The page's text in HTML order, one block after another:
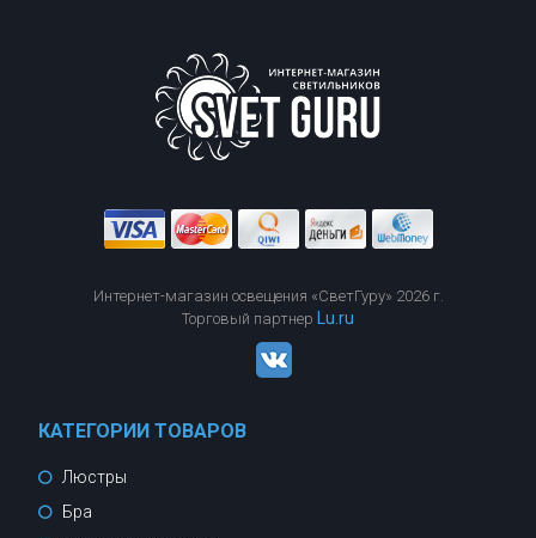
Интернет-магазин освещения «СветГуру» 2026 г.
Торговый партнер Lu.ru
КАТЕГОРИИ ТОВАРОВ
Люстры
Бра